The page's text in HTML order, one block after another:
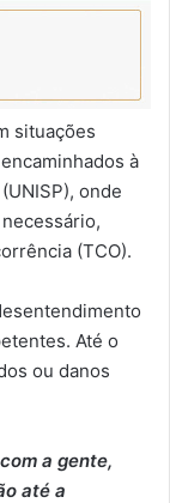
situações
à
onde
(TCO).
Até o
ou danos
a gente,
até a